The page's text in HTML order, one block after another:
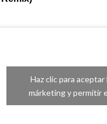
Haz clic para
márketing y permitir